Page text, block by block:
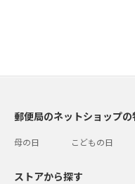
郵便局のネットショップ
母の日 こどもの日
ストアから探す